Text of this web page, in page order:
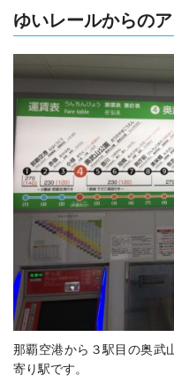
ゆいレールからの
那覇空港から３駅目の奥武
寄り駅です。